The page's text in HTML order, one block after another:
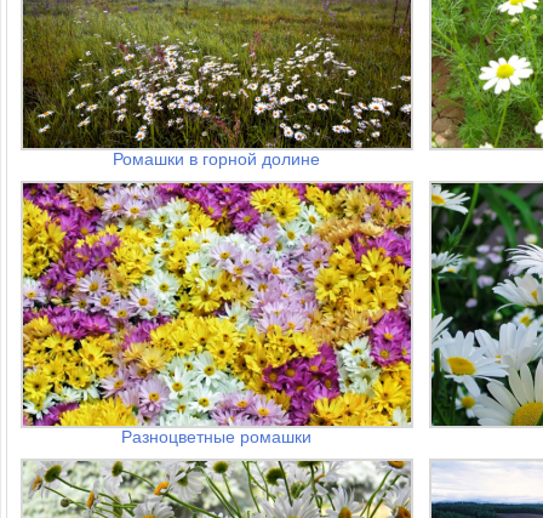
Ромашки в горной долине
Разноцветные ромашки